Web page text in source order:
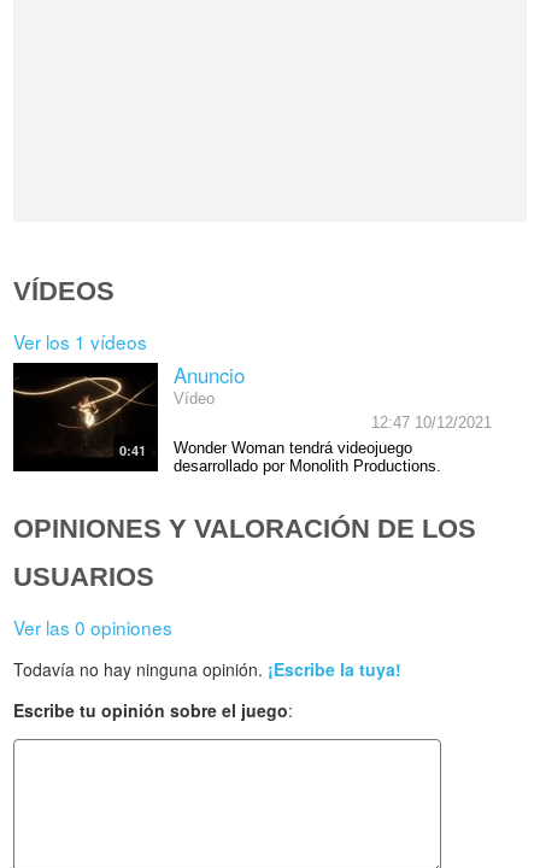
VÍDEOS
Ver los 1 vídeos
0:41
Anuncio
Vídeo
12:47 10/12/2021
Wonder Woman tendrá videojuego
desarrollado por Monolith Productions.
OPINIONES Y VALORACIÓN DE LOS
USUARIOS
Ver las 0 opiniones
Todavía no hay ninguna opinión. ¡Escribe la tuya!
Escribe tu opinión sobre el juego: